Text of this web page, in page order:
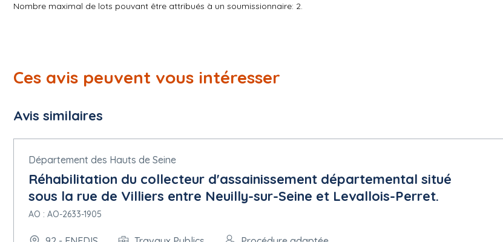
Nombre maximal de lots pouvant être attribués à un soumissionnaire: 2.
Manquement à des obligations liées à des motifs d'exclusion purement nationaux: Conformément aux réglementations
vigilance et aux législations nationales ou locales relatives à la lutte contre la corruption, le blanchiment et le financement
de conformité (déclaration accessible sur le portail Achats au moment de la consultation). Chaque candidat doit fournir
l'honneur pour justifier qu'il n'entre dans aucun des cas mentionnés aux articles L. 2141-1 à L. 2141-5 (exclusions de plein
cas prévus par le règlement no2022/576 du 8 avril 2022 du Conseil de l'Union européenne concernant les mesures
actions de la Russie déstabilisant la situation en Ukraine (attestation accessible sur le portail Achats à la remise de la
5. Lot
Ces avis peuvent vous intéresser
Avis similaires
Département des Hauts de Seine
Réhabilitation du collecteur d'assainissement départemental situé
sous la rue de Villiers entre Neuilly-sur-Seine et Levallois-Perret.
AO : AO-2633-1905